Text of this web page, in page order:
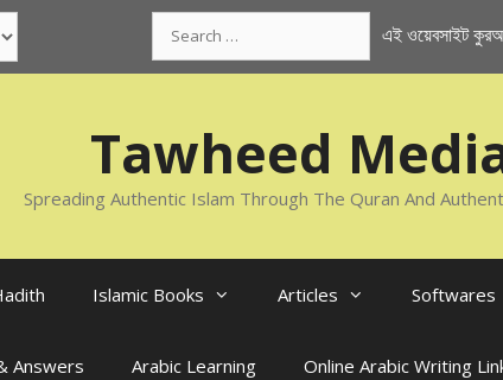
for:
এই ওয়েবসাইট
Tawheed
Spreading Authentic Islam Through The Quran And
Islamic Books Articles Softwares
Answers Arabic Learning Online Arabic Writing